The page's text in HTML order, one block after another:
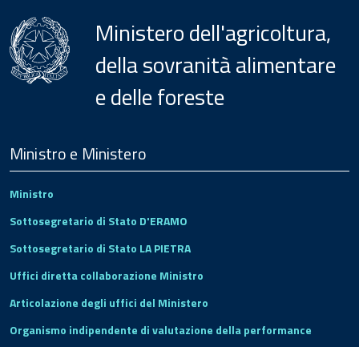
Ministero dell'agricoltura,
della sovranità alimentare
e delle foreste
Footer
Ministro e Ministero
Ministro
Sottosegretario di Stato D'ERAMO
Sottosegretario di Stato LA PIETRA
Uffici diretta collaborazione Ministro
Articolazione degli uffici del Ministero
Organismo indipendente di valutazione della performance